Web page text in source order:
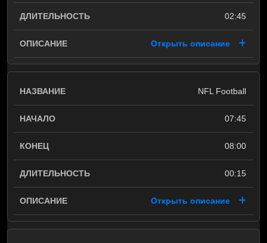
02:45
Открыть описание
NFL Football
07:45
08:00
00:15
Открыть описание